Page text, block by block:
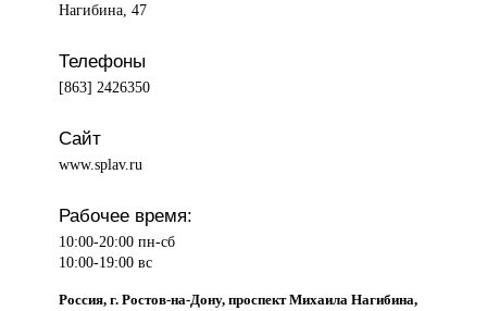
Нагибина, 47
Телефоны
[863] 2426350
Сайт
www.splav.ru
Рабочее время:
10:00-20:00 пн-сб
10:00-19:00 вс
Россия, г. Ростов-на-Дону, проспект Михаила Нагибина,